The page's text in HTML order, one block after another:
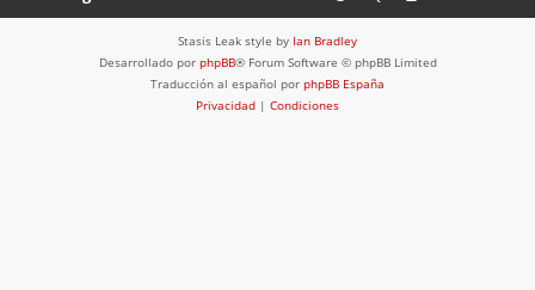
Stasis Leak style by Ian Bradley
Desarrollado por phpBB® Forum Software © phpBB Limited
Traducción al español por phpBB España
Privacidad | Condiciones